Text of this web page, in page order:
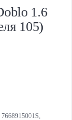
1.6
105)